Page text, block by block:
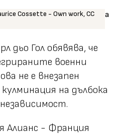
Cossette - Own work, CC
дьо Гол обявява, че
военни
не е внезапен
на дълбока
Алианс - Франция